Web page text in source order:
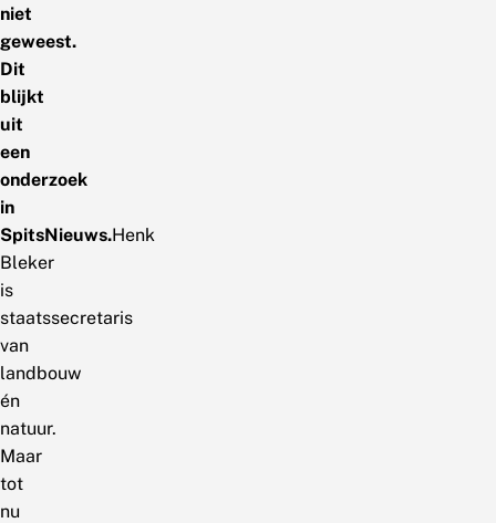
niet
geweest.
Dit
blijkt
uit
een
onderzoek
in
SpitsNieuws.Henk
Bleker
is
staatssecretaris
van
landbouw
én
natuur.
Maar
tot
nu